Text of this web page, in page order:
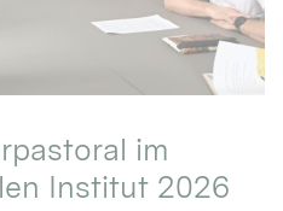
im
Institut 2026